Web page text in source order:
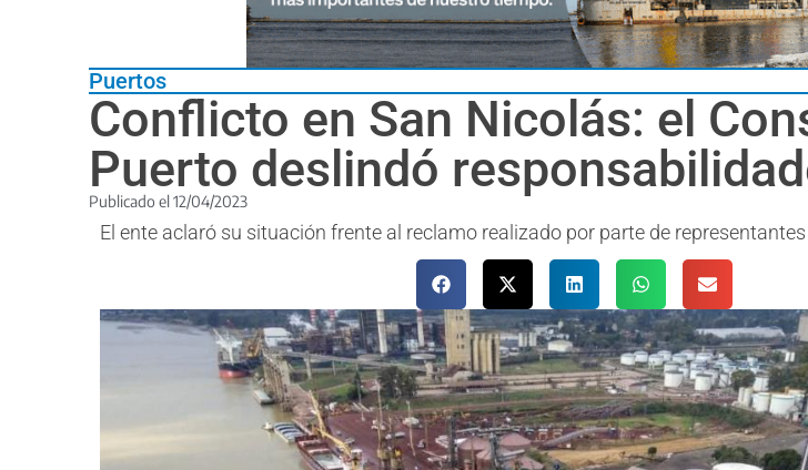
Puertos
Conflicto en San Nicolás: el
Puerto deslindó
Publicado el 12/04/2023
El ente aclaró su situación frente al reclamo realizado por parte de representantes